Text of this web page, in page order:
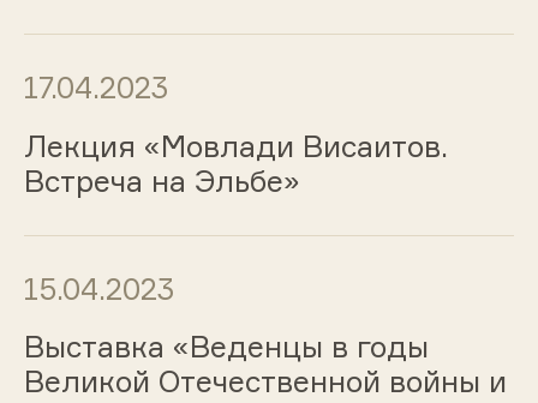
17.04.2023
Лекция «Мовлади Висаитов.
Встреча на Эльбе»
15.04.2023
Выставка «Веденцы в годы
Великой Отечественной войны и